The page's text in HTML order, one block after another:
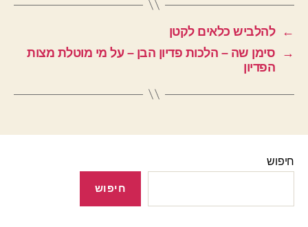
←
להלביש כלאים לקטן
→
סימן שה – הלכות פדיון הבן – על מי מוטלת מצות
הפדיון
חיפוש
חיפוש